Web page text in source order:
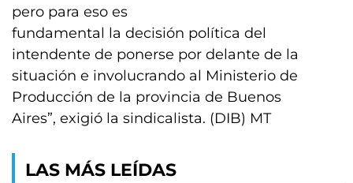
pero para eso es
fundamental la decisión política del
intendente de ponerse por delante de la
situación e involucrando al Ministerio de
Producción de la provincia de Buenos
Aires”, exigió la sindicalista. (DIB) MT
LAS MÁS LEÍDAS